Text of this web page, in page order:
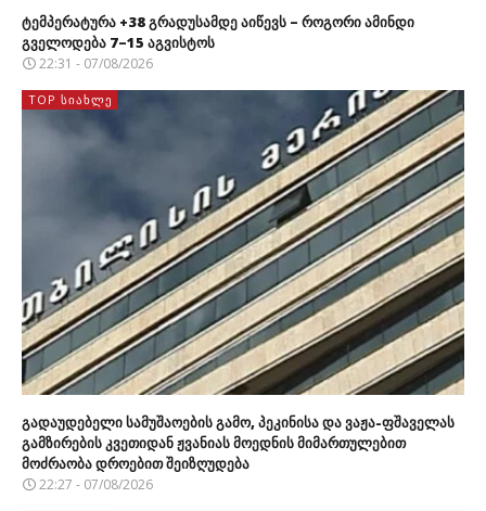
ტემპერატურა +38 გრადუსამდე აიწევს – როგორი ამინდი
გველოდება 7–15 აგვისტოს
22:31 - 07/08/2026
TOP ᲡᲘᲐᲮᲚᲔ
გადაუდებელი სამუშაოების გამო, პეკინისა და ვაჟა-ფშაველას
გამზირების კვეთიდან ჟვანიას მოედნის მიმართულებით
მოძრაობა დროებით შეიზღუდება
22:27 - 07/08/2026